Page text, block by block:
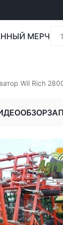
МЕРЧ
Wil Rich